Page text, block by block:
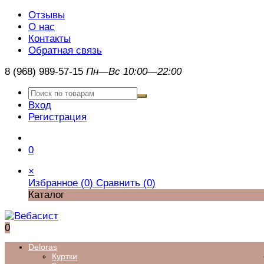
Отзывы
О нас
Контакты
Обратная связь
8 (968) 989-57-15 Пн—Вс 10:00—22:00
Вход
Регистрация
0
×
Избранное (0) Сравнить (0)
Каталог
0
Deloras
Куртки